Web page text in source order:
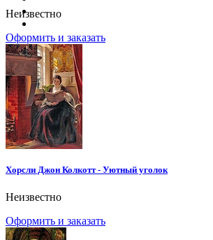
Неизвестно
Оформить и заказать
Хорсли Джон Колкотт - Уютный уголок
Неизвестно
Оформить и заказать